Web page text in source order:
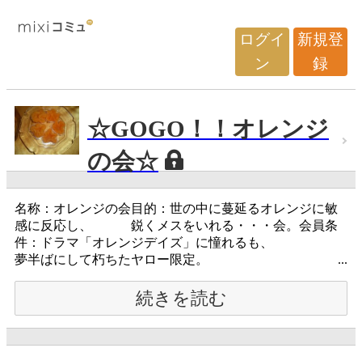
ログイ
ン
新規登
録
☆GOGO！！オレンジ
の会☆
名称：オレンジの会目的：世の中に蔓延るオレンジに敏
感に反応し、 鋭くメスをいれる・・・会。会員条
件：ドラマ「オレンジデイズ」に憧れるも、
夢半ばにして朽ちたヤロー限定。 ...
続きを読む